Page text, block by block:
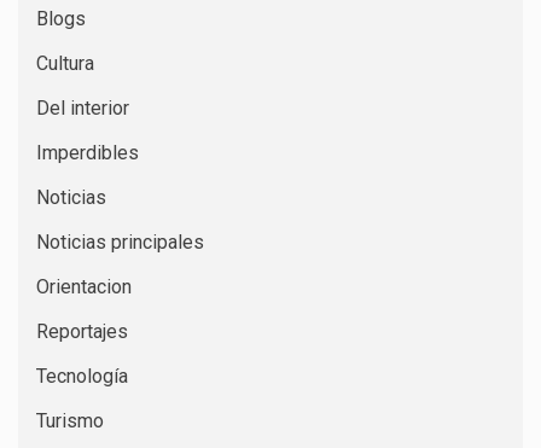
Blogs
Cultura
Del interior
Imperdibles
Noticias
Noticias principales
Orientacion
Reportajes
Tecnología
Turismo